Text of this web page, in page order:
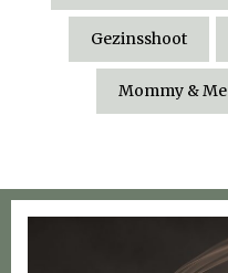
Gezinsshoot
Mommy & Me